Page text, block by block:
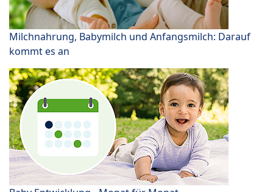
Milchnahrung, Babymilch und Anfangsmilch: Darauf
kommt es an